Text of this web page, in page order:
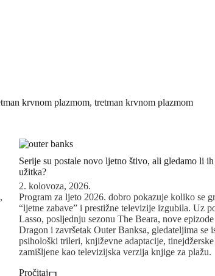
krvnom plazmom,tretman krvnom plazmom
Serije su postale novo ljetno štivo, ali gledamo li
užitka?
2. kolovoza, 2026.
Program za ljeto 2026. dobro pokazuje koliko se
“ljetne zabave” i prestižne televizije izgubila. Uz
Lasso, posljednju sezonu The Beara, nove
Dragon i završetak Outer Banksa, gledateljima se
psihološki trileri, književne adaptacije,
zamišljene kao televizijska verzija knjige za plažu.
Pročitaj